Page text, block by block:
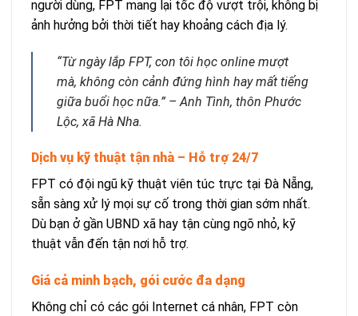
người dùng, FPT mang lại tốc độ vượt trội, không bị
ảnh hưởng bởi thời tiết hay khoảng cách địa lý.
“Từ ngày lắp FPT, con tôi học online mượt
mà, không còn cảnh đứng hình hay mất tiếng
giữa buổi học nữa.” – Anh Tình, thôn Phước
Lộc, xã Hà Nha.
Dịch vụ kỹ thuật tận nhà – Hỗ trợ 24/7
FPT có đội ngũ kỹ thuật viên túc trực tại Đà Nẵng,
sẵn sàng xử lý mọi sự cố trong thời gian sớm nhất.
Dù bạn ở gần UBND xã hay tận cùng ngõ nhỏ, kỹ
thuật vẫn đến tận nơi hỗ trợ.
Giá cả minh bạch, gói cước đa dạng
Không chỉ có các gói Internet cá nhân, FPT còn